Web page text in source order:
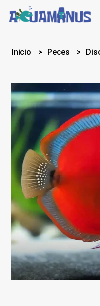
Inicio Peces